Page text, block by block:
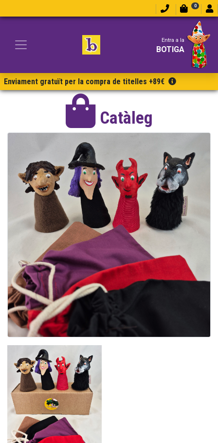
0
Entra a la
BOTIGA
Enviament gratuït per la compra de titelles +89€
Catàleg